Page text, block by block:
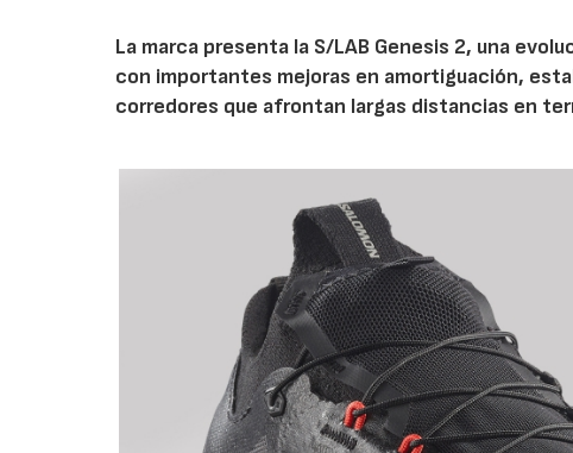
La marca presenta la S/LAB Genesis 2, una
con importantes mejoras en amortiguación,
corredores que afrontan largas distancias en